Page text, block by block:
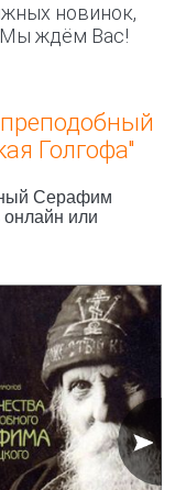
новинок,
Мы ждём Вас!
Голгофа"
Серафим
онлайн или